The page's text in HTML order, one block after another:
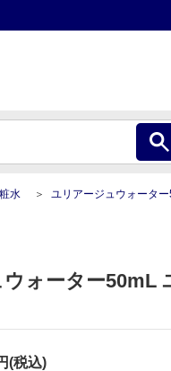
水 ユリアージュウォーター50mL ユリ
ォーター50mL
(税込)